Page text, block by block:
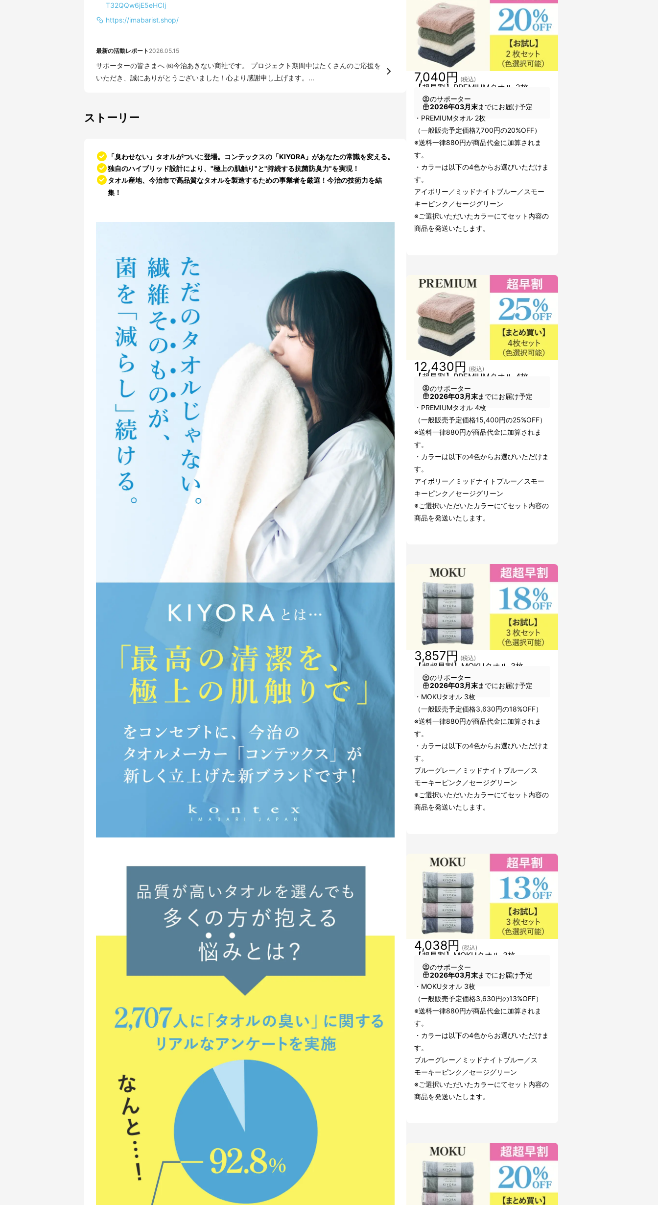
T32QQw6jE5eHCIj
https://imabarist.shop/
最新の活動レポート 2026.05.15
サポーターの皆さまへ ㈱今治あきない商社です。 プロジェクト期間中はたくさんのご応援を
いただき、誠にありがとうございました！心より感謝申し上げます。...
ストーリー
「臭わせない」タオルがついに登場。コンテックスの「KIYORA」があなたの常識を変える。
独自のハイブリッド設計により、"極上の肌触り"と"持続する抗菌防臭力"を実現！
タオル産地、今治市で高品質なタオルを製造するための事業者を厳選！今治の技術力を結
集！
【超早割】PREMIUMタオル 2枚
7,040円 (税込)
のサポーター
2026年03月末までにお届け予定
・PREMIUMタオル 2枚
（一般販売予定価格7,700円の20%OFF）
※送料一律880円が商品代金に加算されま
す。
・カラーは以下の4色からお選びいただけま
す。
アイボリー／ミッドナイトブルー／スモー
キーピンク／セージグリーン
※ご選択いただいたカラーにてセット内容の
商品を発送いたします。
【超早割】PREMIUMタオル 4枚
12,430円 (税込)
のサポーター
2026年03月末までにお届け予定
・PREMIUMタオル 4枚
（一般販売予定価格15,400円の25%OFF）
※送料一律880円が商品代金に加算されま
す。
・カラーは以下の4色からお選びいただけま
す。
アイボリー／ミッドナイトブルー／スモー
キーピンク／セージグリーン
※ご選択いただいたカラーにてセット内容の
商品を発送いたします。
【超超早割】MOKUタオル 3枚
3,857円 (税込)
のサポーター
2026年03月末までにお届け予定
・MOKUタオル 3枚
（一般販売予定価格3,630円の18%OFF）
※送料一律880円が商品代金に加算されま
す。
・カラーは以下の4色からお選びいただけま
す。
ブルーグレー／ミッドナイトブルー／ス
モーキーピンク／セージグリーン
※ご選択いただいたカラーにてセット内容の
商品を発送いたします。
【超早割】MOKUタオル 3枚
4,038円 (税込)
のサポーター
2026年03月末までにお届け予定
・MOKUタオル 3枚
（一般販売予定価格3,630円の13%OFF）
※送料一律880円が商品代金に加算されま
す。
・カラーは以下の4色からお選びいただけま
す。
ブルーグレー／ミッドナイトブルー／ス
モーキーピンク／セージグリーン
※ご選択いただいたカラーにてセット内容の
商品を発送いたします。